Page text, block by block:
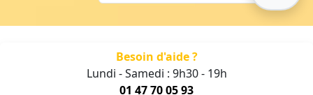
Besoin d'aide ?
Lundi - Samedi : 9h30 - 19h
01 47 70 05 93